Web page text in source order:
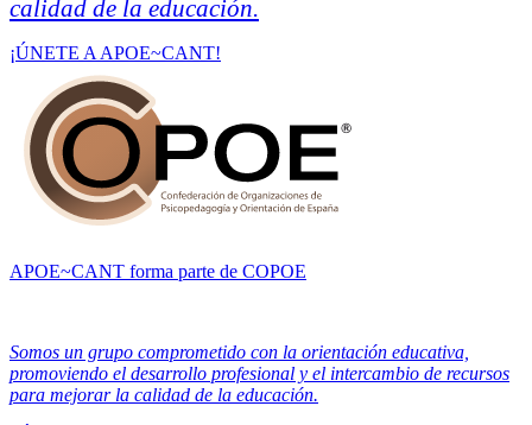
calidad de la educación.
¡ÚNETE A APOE~CANT!
APOE~CANT forma parte de COPOE
Somos un grupo comprometido con la orientación educativa,
promoviendo el desarrollo profesional y el intercambio de recursos
para mejorar la calidad de la educación.